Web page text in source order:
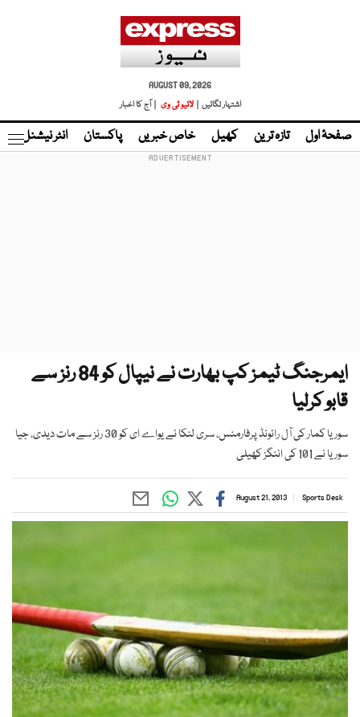
AUGUST 09, 2026
اشتہار لگائیں |
لائیو ٹی وی | آج کا اخبار
صفحۂ اول تازہ ترین کھیل خاص خبریں پاکستان انٹر نیشنل
ایمرجنگ ٹیمز کپ بھارت نے نیپال کو 84 رنز سے
قابو کرلیا
سوریا کمار کی آل رائونڈ پرفارمنس، سری لنکا نے یواے ای کو 30 رنز سے مات دیدی، جیا
سوریا نے 101 کی اننگز کھیلی
Sports Desk
August 21, 2013